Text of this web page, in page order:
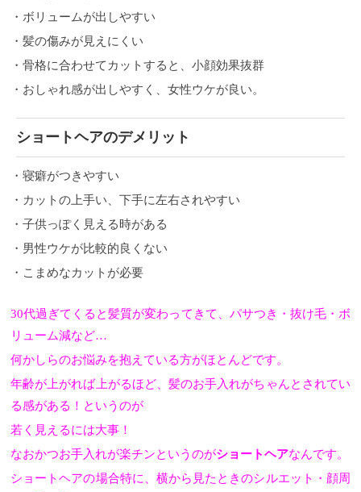
・ボリュームが出しやすい
・髪の傷みが見えにくい
・骨格に合わせてカットすると、小顔効果抜群
・おしゃれ感が出しやすく、女性ウケが良い。
ショートヘアのデメリット
・寝癖がつきやすい
・カットの上手い、下手に左右されやすい
・子供っぽく見える時がある
・男性ウケが比較的良くない
・こまめなカットが必要
30代過ぎてくると髪質が変わってきて、パサつき・抜け毛・ボ
リューム減など…
何かしらのお悩みを抱えている方がほとんどです。
年齢が上がれば上がるほど、髪のお手入れがちゃんとされてい
る感がある！というのが
若く見えるには大事！
なおかつお手入れが楽チンというのがショートヘアなんです。
ショートヘアの場合特に、横から見たときのシルエット・顔周